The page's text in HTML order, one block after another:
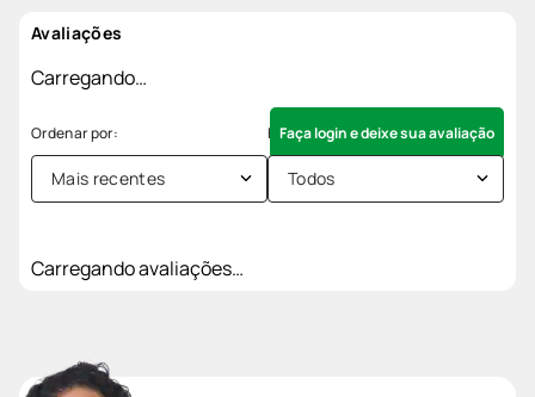
Avaliações
Carregando…
Faça login e deixe sua avaliação
Mais recentes Todos
Carregando avaliações…